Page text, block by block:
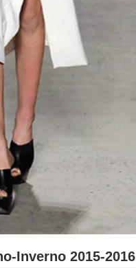
Inverno 2015-2016